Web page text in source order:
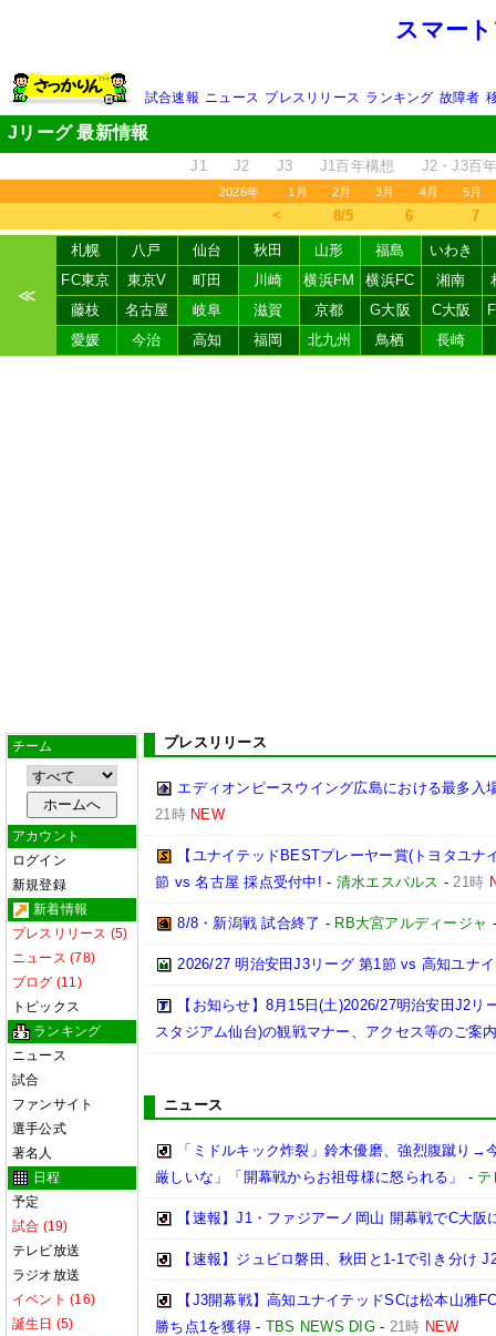
スマー
試合速報 ニュース プレスリリース ランキング 故障者
Jリーグ 最新情報
J1 J2 J3 J1百年構想 J2・J3百
2026年 1月 2月 3月 4月 5月
＜ 8/5 6 7
≪
札幌 八戸 仙台 秋田 山形 福島
いわき
FC東京
東京V 町田 川崎 横浜FM 横浜FC 湘南
藤枝
名古屋 岐阜 滋賀 京都 G大阪 C大阪
愛媛
今治 高知 福岡 北九州 鳥栖 長崎
チーム
アカウント
ログイン
新規登録
新着情報
プレスリリース (5)
ニュース (78)
ブログ (11)
トピックス
ランキング
ニュース
試合
ファンサイト
選手公式
著名人
日程
予定
試合 (19)
テレビ放送
ラジオ放送
イベント (16)
誕生日 (5)
プレスリリース
エディオンピースウイング広島における最多入
21時 NEW
【ユナイテッドBESTプレーヤー賞(トヨタユ
節 vs 名古屋 採点受付中! - 清水エスパルス -21時
8/8・新潟戦 試合終了 - RB大宮アルディージャ
2026/27 明治安田J3リーグ 第1節 vs 高知ユナ
【お知らせ】8月15日(土)2026/27明治安田J2
スタジアム仙台)の観戦マナー、アクセス等のご案
ニュース
「ミドルキック炸裂」鈴木優磨、強烈腹蹴り
厳しいな」「開幕戦からお祖母様に怒られる」
- テ
【速報】J1・ファジアーノ岡山 開幕戦でC大阪
【速報】ジュビロ磐田、秋田と1-1で引き分け
【J3開幕戦】高知ユナイテッドSCは松本山雅
勝ち点1を獲得- TBS NEWS DIG- 21時 NEW